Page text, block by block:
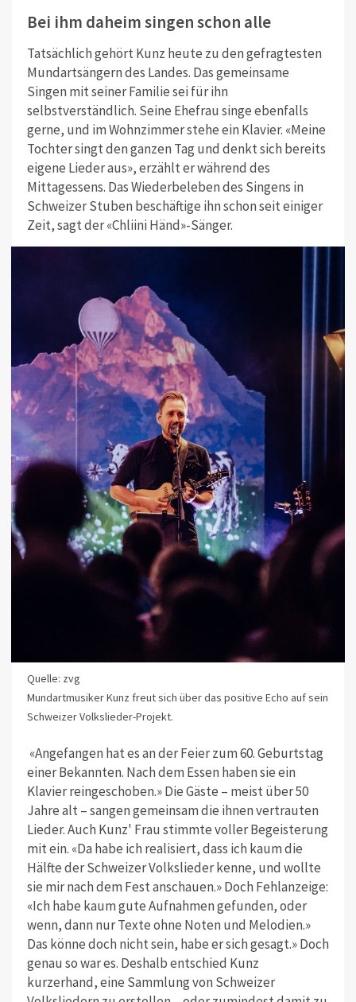
Bei ihm daheim singen schon alle
Tatsächlich gehört Kunz heute zu den gefragtesten
Mundartsängern des Landes. Das gemeinsame
Singen mit seiner Familie sei für ihn
selbstverständlich. Seine Ehefrau singe ebenfalls
gerne, und im Wohnzimmer stehe ein Klavier. «Meine
Tochter singt den ganzen Tag und denkt sich bereits
eigene Lieder aus», erzählt er während des
Mittagessens. Das Wiederbeleben des Singens in
Schweizer Stuben beschäftige ihn schon seit einiger
Zeit, sagt der «Chliini Händ»-Sänger.
Quelle: zvg
Mundartmusiker Kunz freut sich über das positive Echo auf sein
Schweizer Volkslieder-Projekt.
«Angefangen hat es an der Feier zum 60. Geburtstag
einer Bekannten. Nach dem Essen haben sie ein
Klavier reingeschoben.» Die Gäste – meist über 50
Jahre alt – sangen gemeinsam die ihnen vertrauten
Lieder. Auch Kunz' Frau stimmte voller Begeisterung
mit ein. «Da habe ich realisiert, dass ich kaum die
Hälfte der Schweizer Volkslieder kenne, und wollte
sie mir nach dem Fest anschauen.» Doch Fehlanzeige:
«Ich habe kaum gute Aufnahmen gefunden, oder
wenn, dann nur Texte ohne Noten und Melodien.»
Das könne doch nicht sein, habe er sich gesagt.» Doch
genau so war es. Deshalb entschied Kunz
kurzerhand, eine Sammlung von Schweizer